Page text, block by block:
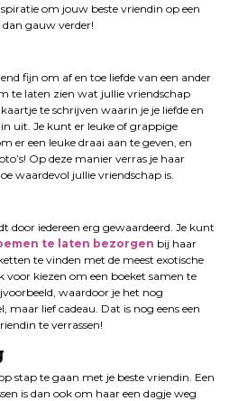
om jouw beste vriendin op een
dan gauw verder!
fijn om af en toe liefde van een ander
te laten zien wat jullie vriendschap
te schrijven waarin je je liefde en
uit. Je kunt er leuke of grappige
er een leuke draai aan te geven, en
Op deze manier verras je haar
waardevol jullie vriendschap is.
door iedereen erg gewaardeerd. Je kunt
te laten bezorgen bij haar
te vinden met de meest exotische
voor kiezen om een boeket samen te
waardoor je het nog
maar lief cadeau. Dat is nog eens een
te verrassen!
stap te gaan met je beste vriendin. Een
is dan ook om haar een dagje weg